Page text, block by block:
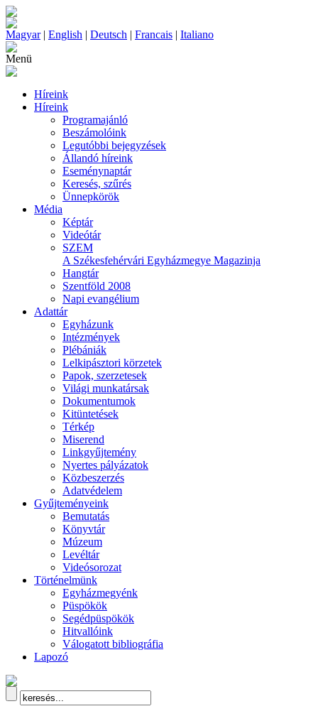
Magyar| English | Deutsch | Francais | Italiano
Menü
Híreink
Híreink
Programajánló
Beszámolóink
Legutóbbi bejegyzések
Állandó híreink
Eseménynaptár
Keresés, szűrés
Ünnepkörök
Média
Képtár
Videótár
SZEM
A Székesfehérvári Egyházmegye Magazinja
Hangtár
Szentföld 2008
Napi evangélium
Adattár
Egyházunk
Intézmények
Plébániák
Lelkipásztori körzetek
Papok, szerzetesek
Világi munkatársak
Dokumentumok
Kitüntetések
Térkép
Miserend
Linkgyűjtemény
Nyertes pályázatok
Közbeszerzés
Adatvédelem
Gyűjteményeink
Bemutatás
Könyvtár
Múzeum
Levéltár
Videósorozat
Történelmünk
Egyházmegyénk
Püspökök
Segédpüspökök
Hitvallóink
Válogatott bibliográfia
Lapozó